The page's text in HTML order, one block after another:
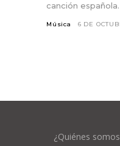
canción
Música 6 DE
¿Quiénes